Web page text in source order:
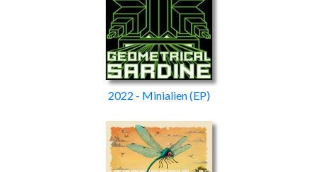
2022 - Minialien(EP)